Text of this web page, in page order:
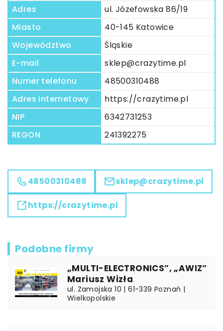
Adres
ul. Józefowska 86/19
Miasto
40-145 Katowice
Województwo
Śląskie
E-mail
sklep@crazytime.pl
Numer telefonu
48500310488
Adres internetowy
https://crazytime.pl
NIP
6342731253
REGON
241392275
48500310488 sklep@crazytime.pl
https://crazytime.pl
Podobne firmy
„MULTI-ELECTRONICS”, „AWIZ”
Mariusz Wizła
ul. Zamojska 10 | 61-339 Poznań |
Wielkopolskie